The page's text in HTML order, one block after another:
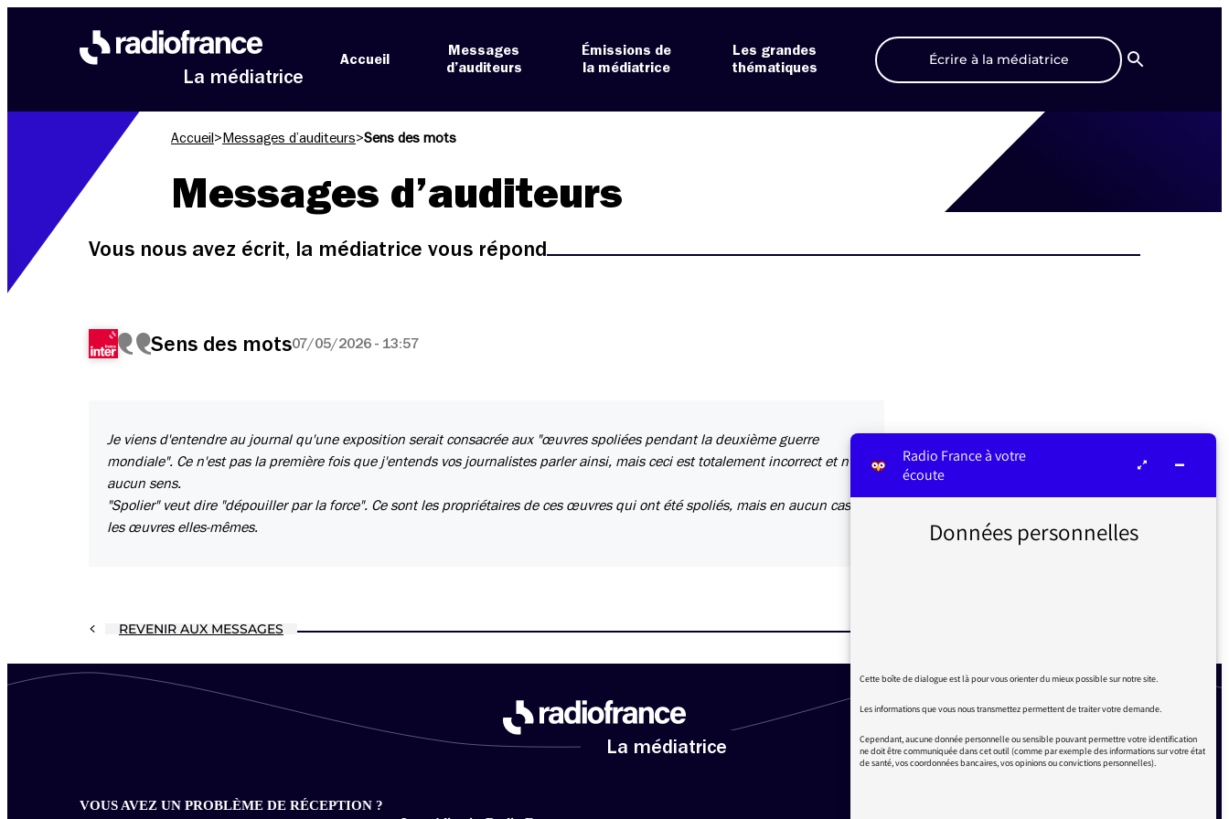
La médiatrice
Accueil
Messages
d’auditeurs
Émissions de
la médiatrice
Les grandes
thématiques
Écrire à la médiatrice
Recherche
Accueil > Messages d’auditeurs>Sens des mots
Messages d’auditeurs
Vous nous avez écrit, la médiatrice vous répond
Sens des mots07/05/2026 - 13:57
Je viens d'entendre au journal qu'une exposition serait consacrée aux "œuvres spoliées pendant la deuxième guerre
mondiale". Ce n'est pas la première fois que j'entends vos journalistes parler ainsi, mais ceci est totalement incorrect et n'a
aucun sens.
"Spolier" veut dire "dépouiller par la force". Ce sont les propriétaires de ces œuvres qui ont été spoliés, mais en aucun cas
les œuvres elles-mêmes.
REVENIR AUX MESSAGES
La médiatrice
VOUS AVEZ UN PROBLÈME DE RÉCEPTION ?
Radio France à votre
écoute
Données personnelles
Cette boîte de dialogue est là pour vous orienter du mieux possible sur notre site.
Les informations que vous nous transmettez permettent de traiter votre demande.
Cependant, aucune donnée personnelle ou sensible pouvant permettre votre identification
ne doit être communiquée dans cet outil (comme par exemple des informations sur votre état
de santé, vos coordonnées bancaires, vos opinions ou convictions personnelles).